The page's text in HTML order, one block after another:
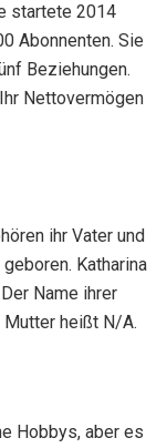
startete 2014
Abonnenten. Sie
Beziehungen.
Nettovermögen
ihr Vater und
Katharina
Name ihrer
heißt N/A.
Hobbys, aber es